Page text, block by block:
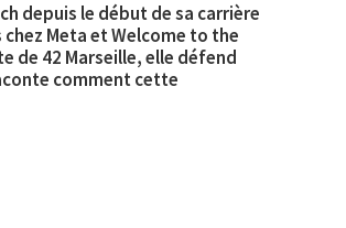
depuis le début de sa carrière
Meta et Welcome to the
de 42 Marseille, elle défend
comment cette